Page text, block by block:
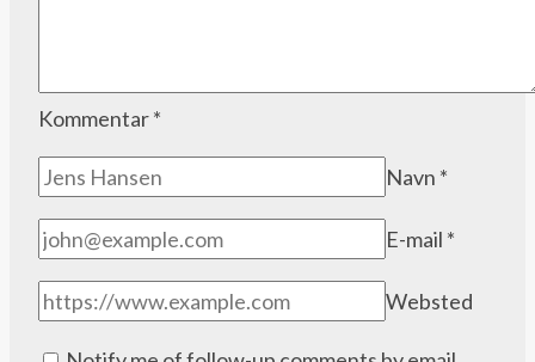
Kommentar*
Navn *
E-mail *
Websted